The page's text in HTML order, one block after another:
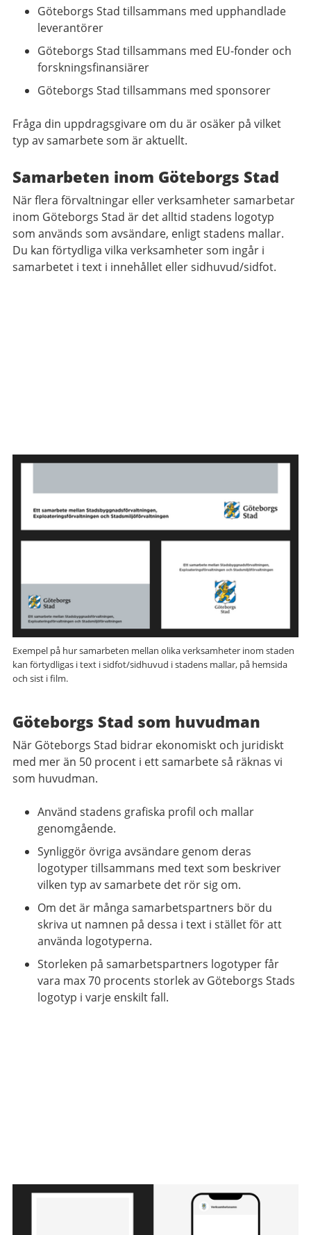
Göteborgs Stad tillsammans med upphandlade
leverantörer
Göteborgs Stad tillsammans med EU-fonder och
forskningsfinansiärer
Göteborgs Stad tillsammans med sponsorer
Fråga din uppdragsgivare om du är osäker på vilket
typ av samarbete som är aktuellt.
Samarbeten inom Göteborgs Stad
När flera förvaltningar eller verksamheter samarbetar
inom Göteborgs Stad är det alltid stadens logotyp
som används som avsändare, enligt stadens mallar.
Du kan förtydliga vilka verksamheter som ingår i
samarbetet i text i innehållet eller sidhuvud/sidfot.
Exempel på hur samarbeten mellan olika verksamheter inom staden
kan förtydligas i text i sidfot/sidhuvud i stadens mallar, på hemsida
och sist i film.
Göteborgs Stad som huvudman
När Göteborgs Stad bidrar ekonomiskt och juridiskt
med mer än 50 procent i ett samarbete så räknas vi
som huvudman.
Använd stadens grafiska profil och mallar
genomgående.
Synliggör övriga avsändare genom deras
logotyper tillsammans med text som beskriver
vilken typ av samarbete det rör sig om.
Om det är många samarbetspartners bör du
skriva ut namnen på dessa i text i stället för att
använda logotyperna.
Storleken på samarbetspartners logotyper får
vara max 70 procents storlek av Göteborgs Stads
logotyp i varje enskilt fall.